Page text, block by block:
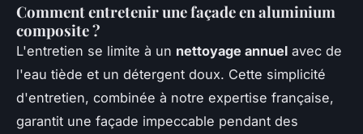
Comment entretenir une façade en aluminium
composite ?
L'entretien se limite à un nettoyage annuel avec de
l'eau tiède et un détergent doux. Cette simplicité
d'entretien, combinée à notre expertise française,
garantit une façade impeccable pendant des